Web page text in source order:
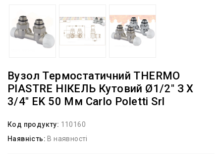
Вузол Термостатичний THERMO
PIASTRE НІКЕЛЬ Кутовий Ø1/2″ З X
3/4″ EK 50 Мм Carlo Poletti Srl
Код продукту: 110160
Наявність: В наявності